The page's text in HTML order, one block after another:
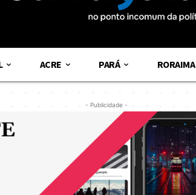
ACRE PARÁ RORAIMA
- Publicidade -